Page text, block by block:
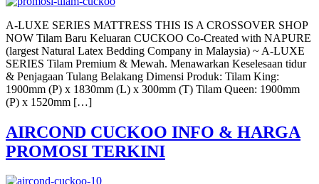
A-LUXE SERIES MATTRESS THIS IS A CROSSOVER SHOP
NOW Tilam Baru Keluaran CUCKOO Co-Created with NAPURE
(largest Natural Latex Bedding Company in Malaysia) ~ A-LUXE
SERIES Tilam Premium & Mewah. Menawarkan Keselesaan tidur
& Penjagaan Tulang Belakang Dimensi Produk: Tilam King:
1900mm (P) x 1830mm (L) x 300mm (T) Tilam Queen: 1900mm
(P) x 1520mm […]
AIRCOND CUCKOO INFO & HARGA
PROMOSI TERKINI